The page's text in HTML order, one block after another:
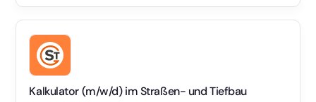
Kalkulator (m/w/d) im Straßen- und Tiefbau